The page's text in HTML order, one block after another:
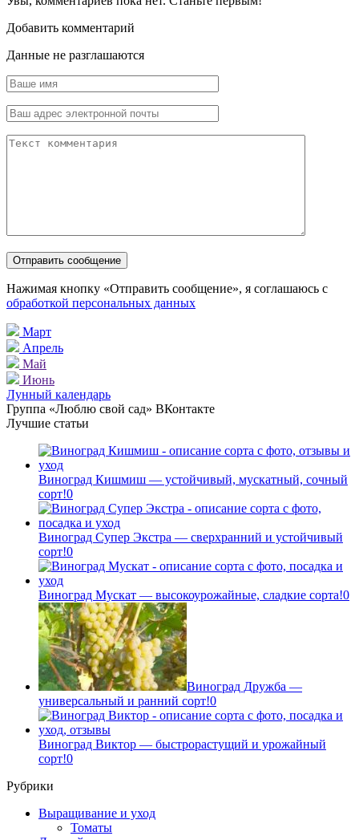
Добавить комментарий
Данные не разглашаются
Нажимая кнопку «Отправить сообщение», я соглашаюсь с
обработкой персональных данных
Март
Апрель
Май
Июнь
Лунный календарь
Группа «Люблю свой сад» ВКонтакте
Лучшие статьи
Виноград Кишмиш — устойчивый, мускатный, сочный
сорт!0
Виноград Супер Экстра — сверхранний и устойчивый
сорт!0
Виноград Мускат — высокоурожайные, сладкие сорта!0
Виноград Дружба —
универсальный и ранний сорт!0
Виноград Виктор — быстрорастущий и урожайный
сорт!0
Рубрики
Выращивание и уход
Томаты